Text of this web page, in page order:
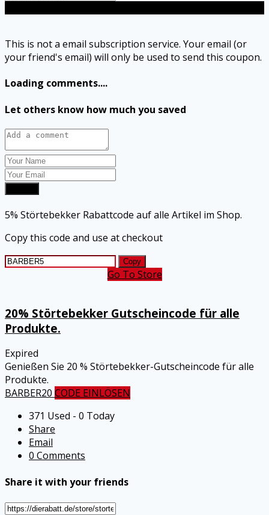
This is not a email subscription service. Your email (or
your friend's email) will only be used to send this coupon.
Loading comments....
Let others know how much you saved
5% Störtebekker Rabattcode auf alle Artikel im Shop.
Copy this code and use at checkout
Copy
Go To Store
20% Störtebekker Gutscheincode für alle
Produkte.
Expired
Genießen Sie 20 % Störtebekker-Gutscheincode für alle
Produkte.
BARBER20 CODE EINLÖSEN
371 Used - 0 Today
Share
Email
0 Comments
Share it with your friends